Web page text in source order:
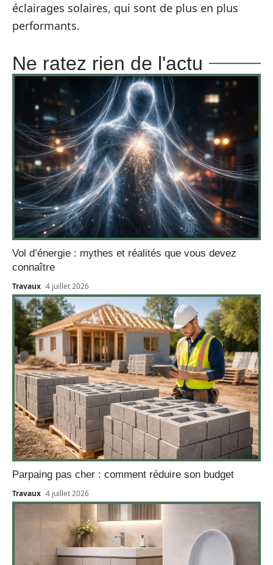
éclairages solaires, qui sont de plus en plus
performants.
Ne ratez rien de l'actu
Vol d’énergie : mythes et réalités que vous devez
connaître
Travaux 4 juillet 2026
Parpaing pas cher : comment réduire son budget
Travaux 4 juillet 2026